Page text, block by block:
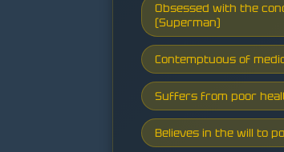
Obsessed with the
(Superman)
Contemptuous of
Suffers from poor
Believes in the will to